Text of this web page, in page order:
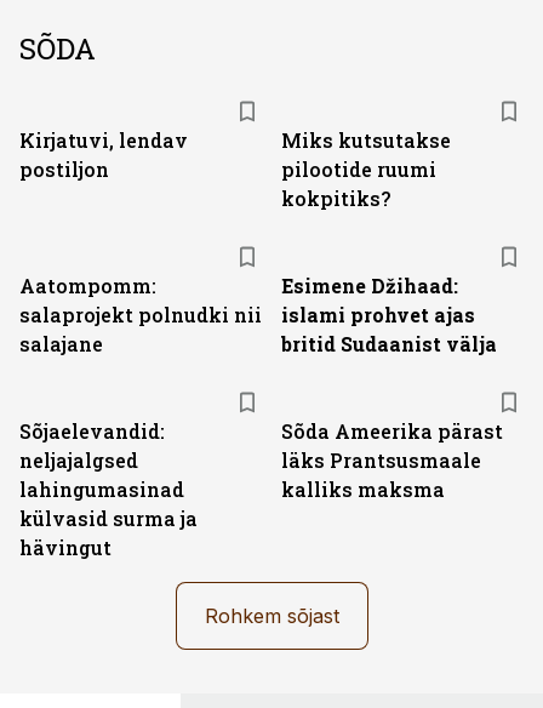
SÕDA
Kirjatuvi, lendav
postiljon
Miks kutsutakse
pilootide ruumi
kokpitiks?
Aatompomm:
salaprojekt polnudki nii
salajane
Esimene Džihaad:
islami prohvet ajas
britid Sudaanist välja
Sõjaelevandid:
neljajalgsed
lahingumasinad
külvasid surma ja
hävingut
Sõda Ameerika pärast
läks Prantsusmaale
kalliks maksma
Rohkem sõjast